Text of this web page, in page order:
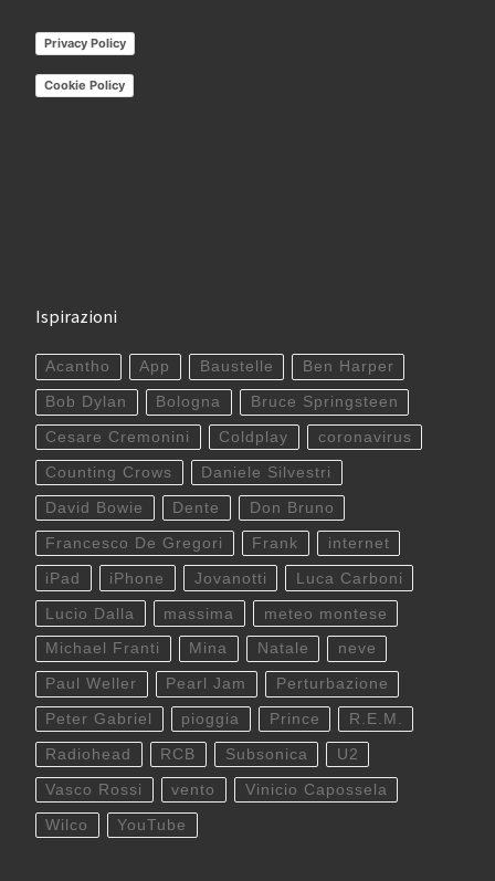
Privacy Policy
Cookie Policy
Ispirazioni
Acantho App Baustelle Ben Harper
Bob Dylan Bologna Bruce Springsteen
Cesare Cremonini Coldplay coronavirus
Counting Crows Daniele Silvestri
David Bowie Dente Don Bruno
Francesco De Gregori Frank internet
iPad iPhone Jovanotti Luca Carboni
Lucio Dalla massima meteo montese
Michael Franti Mina Natale neve
Paul Weller Pearl Jam Perturbazione
Peter Gabriel pioggia Prince R.E.M.
Radiohead RCB Subsonica U2
Vasco Rossi vento Vinicio Capossela
Wilco YouTube